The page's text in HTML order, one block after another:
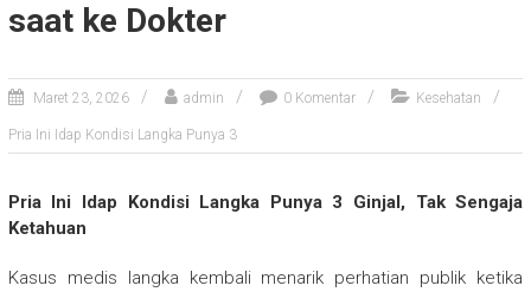
saat ke Dokter
Maret 23, 2026 admin 0 Komentar Kesehatan
Pria Ini Idap Kondisi Langka Punya 3
Pria Ini Idap Kondisi Langka Punya 3 Ginjal, Tak Sengaja
Ketahuan
Kasus medis langka kembali menarik perhatian publik ketika